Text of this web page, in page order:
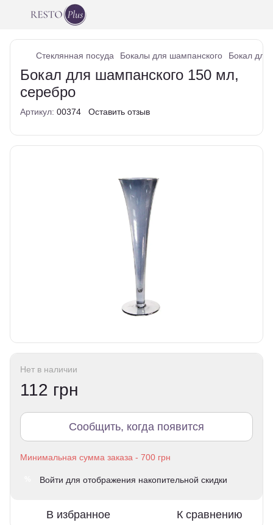
Стеклянная посуда Бокалы для шампанского Бокал для
Бокал для шампанского 150 мл,
серебро
Артикул: 00374 Оставить отзыв
Нет в наличии
112 грн
Сообщить, когда появится
Войти для отображения накопительной скидки
В избранное К сравнению